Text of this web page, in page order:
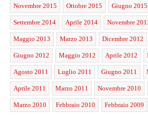
Novembre 2015 Ottobre 2015 Giugno 2015
Settembre 2014 Aprile 2014 Novembre
Maggio 2013 Marzo 2013 Dicembre 2012
Giugno 2012 Maggio 2012 Aprile 2012
Agosto 2011 Luglio 2011 Giugno 2011
Aprile 2011 Marzo 2011 Novembre 2010
Marzo 2010 Febbraio 2010 Febbraio 2009